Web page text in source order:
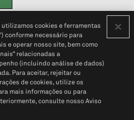
de privacidade do cliente (em inglês)
Pessoais© 2026 S&P Global
cookies e ferramentas
conforme necessário para
e operar nosso site, bem como
relacionadas a
(incluindo análise de dados)
Para aceitar, rejeitar ou
de cookies, utilize os
mais informações ou para
consulte nosso Aviso